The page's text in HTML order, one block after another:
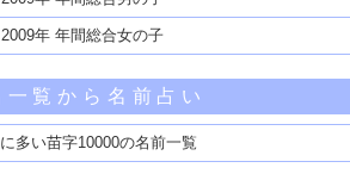
2009年 年間総合女の子
一覧から名前占い
多い苗字10000の名前一覧